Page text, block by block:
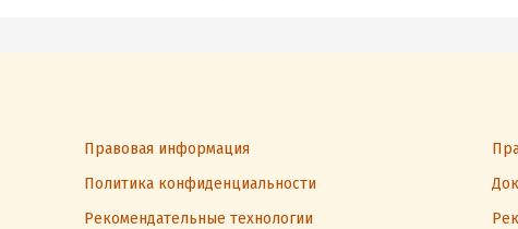
Правовая информация
Политика конфиденциальности
Рекомендательные технологии